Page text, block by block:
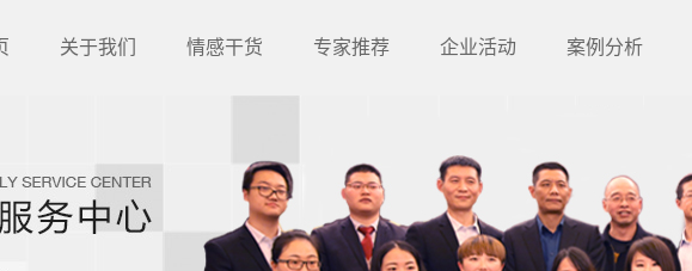
关于我们 情感干货 专家推荐 企业活动 案例分析